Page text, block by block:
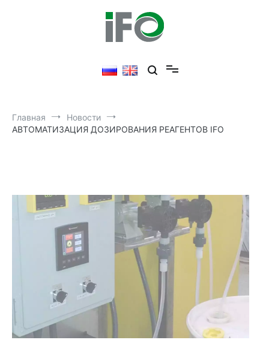
Главная
Новости
АВТОМАТИЗАЦИЯ ДОЗИРОВАНИЯ РЕАГЕНТОВ IFO